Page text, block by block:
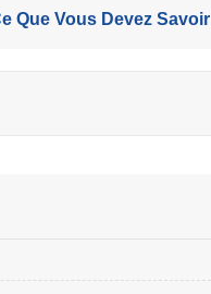
Que Vous Devez Savoir